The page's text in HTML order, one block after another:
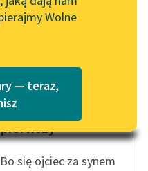
Przypisy
Katalog w formacie PDF
Wolne
— teraz,
Henryk Sienkiewicz
Krzyżacy, tom
pierwszy
Bo się ojciec za synem